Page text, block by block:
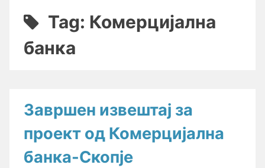
здружение за
Tag: Комерцијална
банка
Завршен извештај за
проект од Комерцијална
банка-Скопје